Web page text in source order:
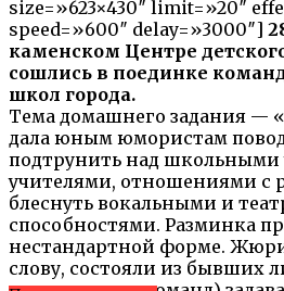
size=»623×430″ limit=»20″
speed=»600″ delay=»3000″]
каменском Центре
сошлись в поединке
школ города.
Тема домашнего задания —
дала юным юмористам
подтрунить над школьными
учителями, отношениями с
блеснуть вокальными и
способностями. Разминка
нестандартной форме.
слову, состояли из бывших